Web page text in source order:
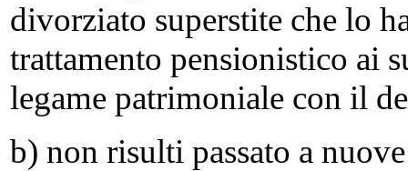
divorziato superstite che lo
trattamento pensionistico ai
legame patrimoniale con il
b) non risulti passato a